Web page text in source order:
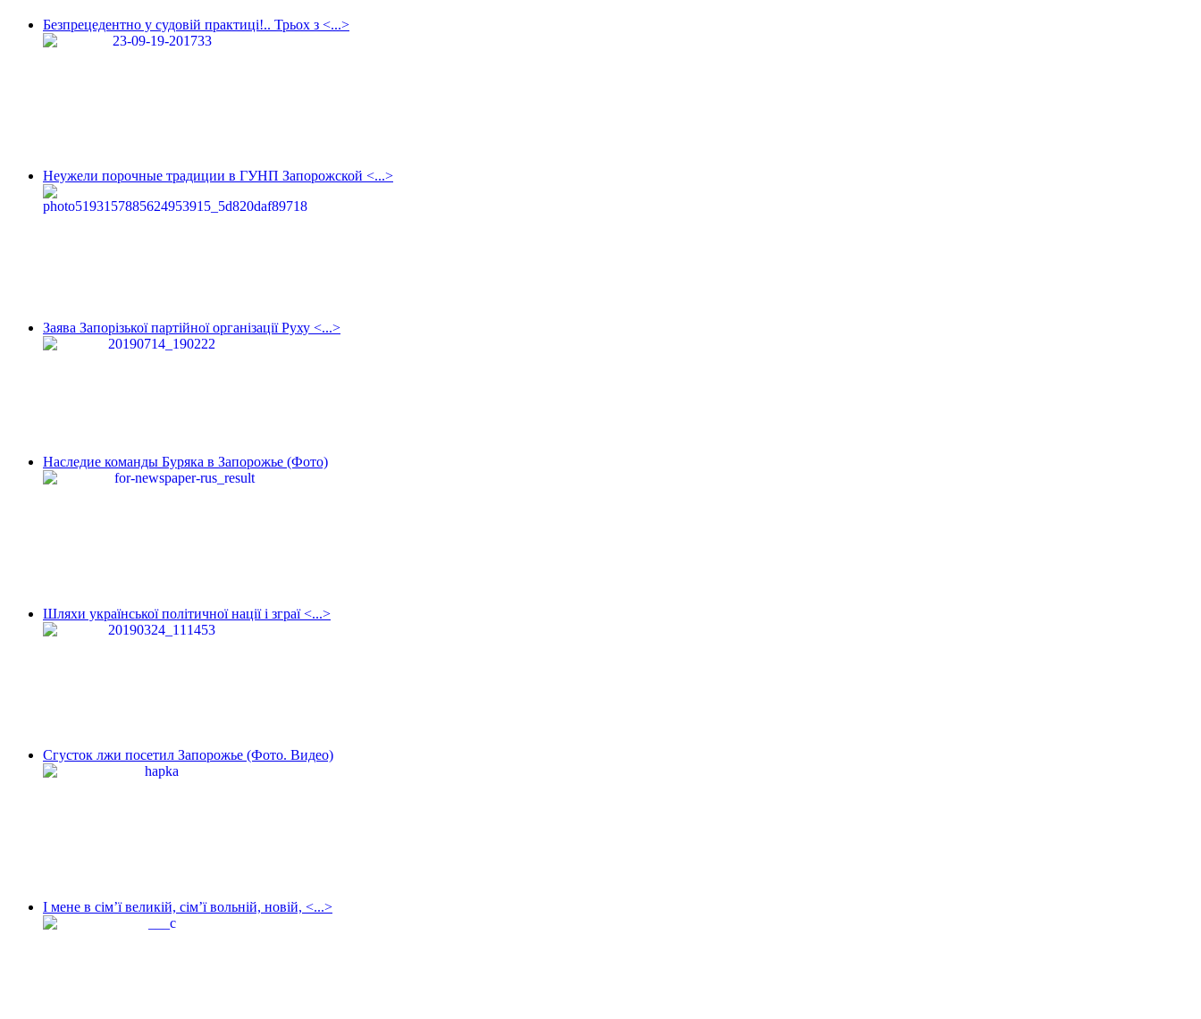
Безпрецедентно у судовій практиці!.. Трьох з <...>
Неужели порочные традиции в ГУНП Запорожской <...>
Заява Запорізької партійної організації Руху <...>
Наследие команды Буряка в Запорожье (Фото)
Шляхи української політичної нації і зграї <...>
Сгусток лжи посетил Запорожье (Фото. Видео)
І мене в сім’ї великій, сім’ї вольній, новій, <...>